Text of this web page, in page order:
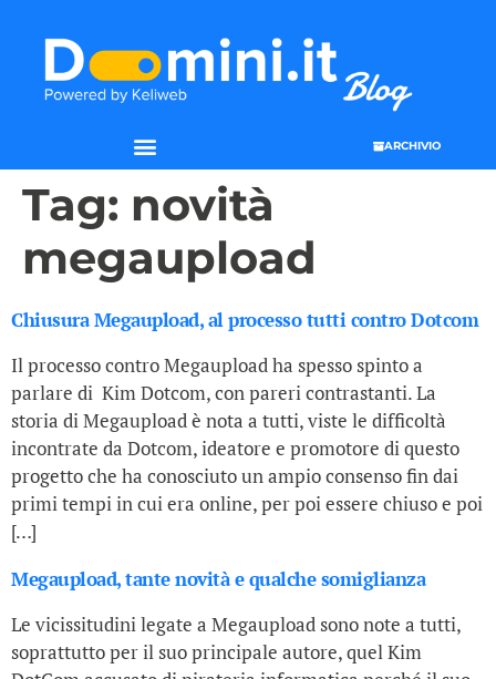
ARCHIVIO
Tag: novità
megaupload
Chiusura Megaupload, al processo tutti contro Dotcom
Il processo contro Megaupload ha spesso spinto a
parlare di Kim Dotcom, con pareri contrastanti. La
storia di Megaupload è nota a tutti, viste le difficoltà
incontrate da Dotcom, ideatore e promotore di questo
progetto che ha conosciuto un ampio consenso fin dai
primi tempi in cui era online, per poi essere chiuso e poi
[…]
Megaupload, tante novità e qualche somiglianza
Le vicissitudini legate a Megaupload sono note a tutti,
soprattutto per il suo principale autore, quel Kim